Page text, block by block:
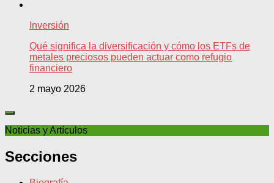
Inversión
Qué significa la diversificación y cómo los ETFs de
metales preciosos pueden actuar como refugio
financiero
2 mayo 2026
Noticias y Artículos
Secciones